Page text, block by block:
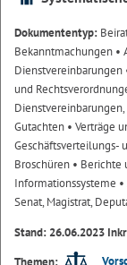
Dokumententyp:
Bekanntmachungen •
Dienstvereinbarungen
und
Gutachten • Verträge
Geschäftsverteilungs-
Broschüren • Berichte
Informationssysteme
Senat, Magistrat,
Stand: 26.06.2023
Themen: